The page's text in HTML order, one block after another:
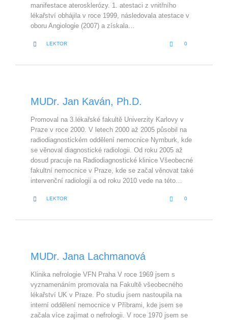
manifestace aterosklerózy. 1. atestaci z vnitřního
lékařství obhájila v roce 1999, následovala atestace v
oboru Angiologie (2007) a získala…
 CATEGORY
LEKTOR 
LOVE
IT
0
MUDr. Jan Kaván, Ph.D.
Promoval na 3.lékařské fakultě Univerzity Karlovy v
Praze v roce 2000. V letech 2000 až 2005 působil na
radiodiagnostickém oddělení nemocnice Nymburk, kde
se věnoval diagnostické radiologii. Od roku 2005 až
dosud pracuje na Radiodiagnostické klinice Všeobecné
fakultní nemocnice v Praze, kde se začal věnovat také
intervenční radiologii a od roku 2010 vede na této…
 CATEGORY
LEKTOR 
LOVE
IT
0
MUDr. Jana Lachmanová
Klinika nefrologie VFN Praha V roce 1969 jsem s
vyznamenáním promovala na Fakultě všeobecného
lékařství UK v Praze. Po studiu jsem nastoupila na
interní oddělení nemocnice v Příbrami, kde jsem se
začala více zajímat o nefrologii. V roce 1970 jsem se